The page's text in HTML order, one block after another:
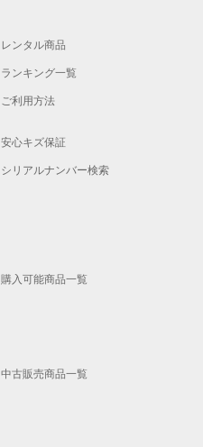
レンタル商品
ランキング一覧
ご利用方法
安心キズ保証
シリアルナンバー検索
購入可能商品一覧
中古販売商品一覧